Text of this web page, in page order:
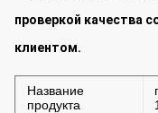
проверкой качества
клиентом.
Название
продукта